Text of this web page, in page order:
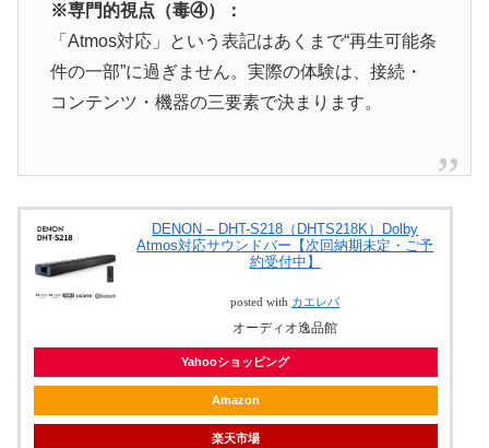
※専門的視点（毒④）：
「Atmos対応」という表記はあくまで“再生可能条
件の一部”に過ぎません。実際の体験は、接続・
コンテンツ・機器の三要素で決まります。
DENON – DHT-S218（DHTS218K）Dolby
Atmos対応サウンドバー【次回納期未定・ご予
約受付中】
posted with カエレバ
オーディオ逸品館
Yahooショッピング
Amazon
楽天市場